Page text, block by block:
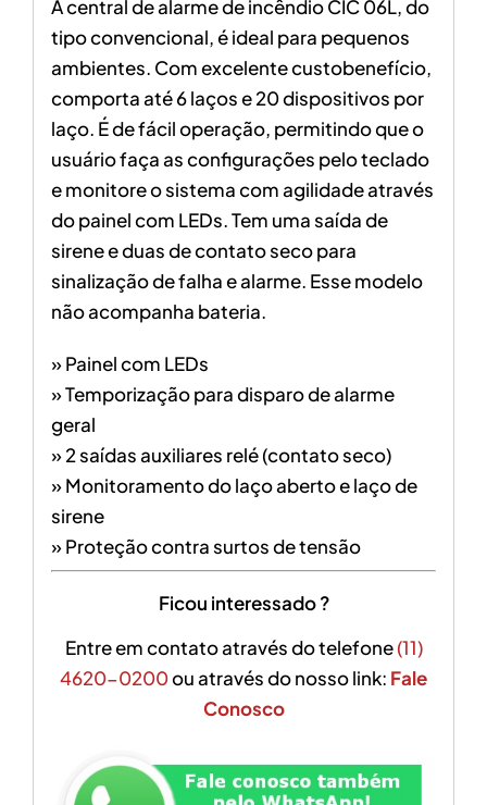
A central de alarme de incêndio CIC 06L, do
tipo convencional,é ideal para pequenos
ambientes. Com excelente custobenefício,
comporta até 6 laços e 20 dispositivos por
laço. Éde fácil operação, permitindo que o
usuário faça asconfigurações pelo teclado
e monitore o sistema comagilidade através
do painel com LEDs. Tem uma saída de
sirene e duas de contato seco para
sinalização de falha ealarme. Esse modelo
não acompanha bateria.
» Painel com LEDs
» Temporização para disparo de alarme
geral
» 2 saídas auxiliares relé (contato seco)
» Monitoramento do laço aberto e laço de
sirene
» Proteção contra surtos de tensão
Ficou interessado ?
Entre em contato através do telefone(11)
4620-0200ou através do nosso link: Fale
Conosco